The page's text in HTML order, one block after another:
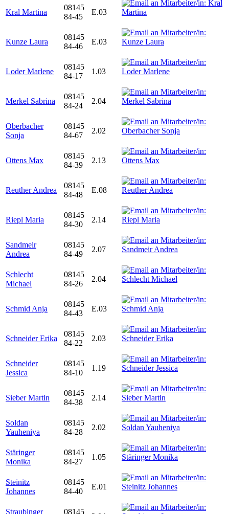
Kral Martina
08145
84-45
E.03
Kunze Laura
08145
84-46
E.03
Loder Marlene
08145
84-17
1.03
Merkel Sabrina
08145
84-24
2.04
Oberbacher
Sonja
08145
84-67
2.02
Ottens Max
08145
84-39
2.13
Reuther Andrea
08145
84-48
E.08
Riepl Maria
08145
84-30
2.14
Sandmeir
Andrea
08145
84-49
2.07
Schlecht
Michael
08145
84-26
2.04
Schmid Anja
08145
84-43
E.03
Schneider Erika
08145
84-22
2.03
Schneider
Jessica
08145
84-10
1.19
Sieber Martin
08145
84-38
2.14
Soldan
Yauheniya
08145
84-28
2.02
Stäringer
Monika
08145
84-27
1.05
Steinitz
Johannes
08145
84-40
E.01
Straubinger
08145